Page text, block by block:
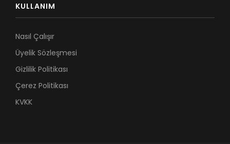
KULLANIM
Nasıl Çalışır
Üyelik Sözleşmesi
Gizlilik Politikası
Çerez Politikası
KVKK